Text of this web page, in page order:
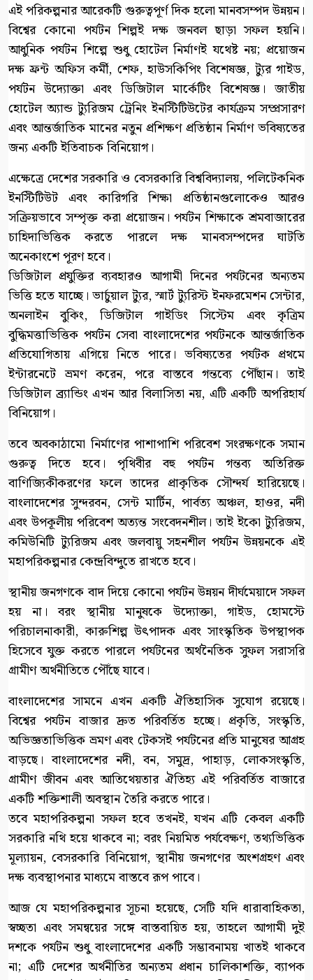
এই পরিকল্পনার আরেকটি গুরুত্বপূর্ণ দিক হলো মানবসম্পদ উন্নয়ন।
বিশ্বের কোনো পর্যটন শিল্পই দক্ষ জনবল ছাড়া সফল হয়নি।
আধুনিক পর্যটন শিল্পে শুধু হোটেল নির্মাণই যথেষ্ট নয়; প্রয়োজন
দক্ষ ফ্রন্ট অফিস কর্মী, শেফ, হাউসকিপিং বিশেষজ্ঞ, ট্যুর গাইড,
পর্যটন উদ্যোক্তা এবং ডিজিটাল মার্কেটিং বিশেষজ্ঞ। জাতীয়
হোটেল অ্যান্ড ট্যুরিজম ট্রেনিং ইনস্টিটিউটের কার্যক্রম সম্প্রসারণ
এবং আন্তর্জাতিক মানের নতুন প্রশিক্ষণ প্রতিষ্ঠান নির্মাণ ভবিষ্যতের
জন্য একটি ইতিবাচক বিনিয়োগ।
এক্ষেত্রে দেশের সরকারি ও বেসরকারি বিশ্ববিদ্যালয়, পলিটেকনিক
ইনস্টিটিউট এবং কারিগরি শিক্ষা প্রতিষ্ঠানগুলোকেও আরও
সক্রিয়ভাবে সম্পৃক্ত করা প্রয়োজন। পর্যটন শিক্ষাকে শ্রমবাজারের
চাহিদাভিত্তিক করতে পারলে দক্ষ মানবসম্পদের ঘাটতি
অনেকাংশে পূরণ হবে।
ডিজিটাল প্রযুক্তির ব্যবহারও আগামী দিনের পর্যটনের অন্যতম
ভিত্তি হতে যাচ্ছে। ভার্চুয়াল ট্যুর, স্মার্ট ট্যুরিস্ট ইনফরমেশন সেন্টার,
অনলাইন বুকিং, ডিজিটাল গাইডিং সিস্টেম এবং কৃত্রিম
বুদ্ধিমত্তাভিত্তিক পর্যটন সেবা বাংলাদেশের পর্যটনকে আন্তর্জাতিক
প্রতিযোগিতায় এগিয়ে নিতে পারে। ভবিষ্যতের পর্যটক প্রথমে
ইন্টারনেটে ভ্রমণ করেন, পরে বাস্তবে গন্তব্যে পৌঁছান। তাই
ডিজিটাল ব্র্যান্ডিং এখন আর বিলাসিতা নয়, এটি একটি অপরিহার্য
বিনিয়োগ।
তবে অবকাঠামো নির্মাণের পাশাপাশি পরিবেশ সংরক্ষণকে সমান
গুরুত্ব দিতে হবে। পৃথিবীর বহু পর্যটন গন্তব্য অতিরিক্ত
বাণিজ্যিকীকরণের ফলে তাদের প্রাকৃতিক সৌন্দর্য হারিয়েছে।
বাংলাদেশের সুন্দরবন, সেন্ট মার্টিন, পার্বত্য অঞ্চল, হাওর, নদী
এবং উপকূলীয় পরিবেশ অত্যন্ত সংবেদনশীল। তাই ইকো ট্যুরিজম,
কমিউনিটি ট্যুরিজম এবং জলবায়ু সহনশীল পর্যটন উন্নয়নকে এই
মহাপরিকল্পনার কেন্দ্রবিন্দুতে রাখতে হবে।
স্থানীয় জনগণকে বাদ দিয়ে কোনো পর্যটন উন্নয়ন দীর্ঘমেয়াদে সফল
হয় না। বরং স্থানীয় মানুষকে উদ্যোক্তা, গাইড, হোমস্টে
পরিচালনাকারী, কারুশিল্প উৎপাদক এবং সাংস্কৃতিক উপস্থাপক
হিসেবে যুক্ত করতে পারলে পর্যটনের অর্থনৈতিক সুফল সরাসরি
গ্রামীণ অর্থনীতিতে পৌঁছে যাবে।
বাংলাদেশের সামনে এখন একটি ঐতিহাসিক সুযোগ রয়েছে।
বিশ্বের পর্যটন বাজার দ্রুত পরিবর্তিত হচ্ছে। প্রকৃতি, সংস্কৃতি,
অভিজ্ঞতাভিত্তিক ভ্রমণ এবং টেকসই পর্যটনের প্রতি মানুষের আগ্রহ
বাড়ছে। বাংলাদেশের নদী, বন, সমুদ্র, পাহাড়, লোকসংস্কৃতি,
গ্রামীণ জীবন এবং আতিথেয়তার ঐতিহ্য এই পরিবর্তিত বাজারে
একটি শক্তিশালী অবস্থান তৈরি করতে পারে।
তবে মহাপরিকল্পনা সফল হবে তখনই, যখন এটি কেবল একটি
সরকারি নথি হয়ে থাকবে না; বরং নিয়মিত পর্যবেক্ষণ, তথ্যভিত্তিক
মূল্যায়ন, বেসরকারি বিনিয়োগ, স্থানীয় জনগণের অংশগ্রহণ এবং
দক্ষ ব্যবস্থাপনার মাধ্যমে বাস্তবে রূপ পাবে।
আজ যে মহাপরিকল্পনার সূচনা হয়েছে, সেটি যদি ধারাবাহিকতা,
স্বচ্ছতা এবং সমন্বয়ের সঙ্গে বাস্তবায়িত হয়, তাহলে আগামী দুই
দশকে পর্যটন শুধু বাংলাদেশের একটি সম্ভাবনাময় খাতই থাকবে
না; এটি দেশের অর্থনীতির অন্যতম প্রধান চালিকাশক্তি, ব্যাপক